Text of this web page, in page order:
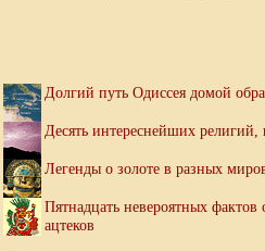
Долгий путь Одиссея домой
Десять интереснейших религий,
Легенды о золоте в разных
Пятнадцать невероятных
ацтеков